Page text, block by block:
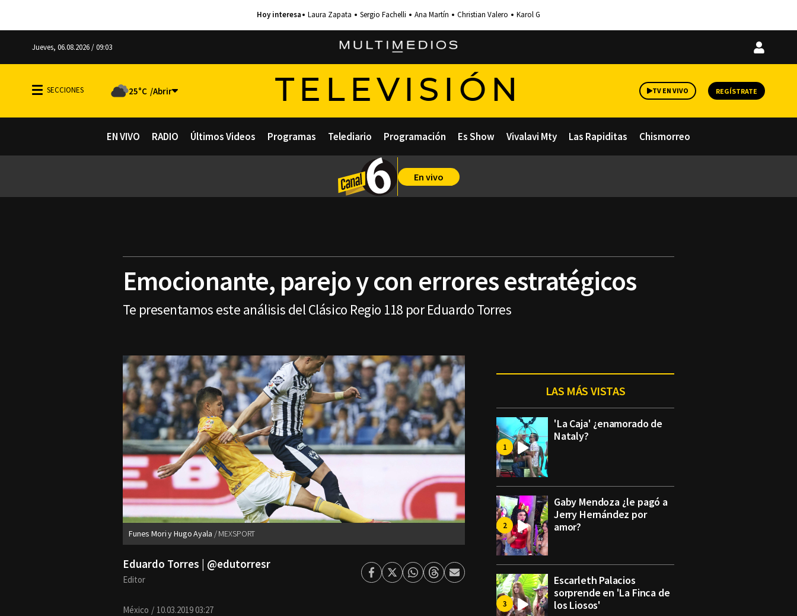
Laura Zapata Sergio Fachelli Ana Martín Christian Valero Karol G
Jueves, 06.08.2026 / 09:03
Iniciar
25°C TELEVISIÓN TV EN VIVO REGÍSTRATE
EN VIVO RADIO Últimos Videos Programas Telediario Programación Es Show Vivalavi Mty Las Rapiditas Chismorreo
En vivo
Emocionante, parejo y con errores estratégicos
Te presentamos este análisis del Clásico Regio 118 por Eduardo Torres
Funes Mori y Hugo Ayala MEXSPORT
Eduardo Torres | @edutorresr
Editor Facebook
TwitterWhatsapp
ThreadsEnviar
México 10.03.2019 03:27
LAS MÁS VISTAS
'La Caja' ¿enamorado de
Nataly?
Gaby Mendoza ¿le pagó a
Jerry Hernández por
amor?
Escarleth Palacios
sorprende en 'La Finca de
los Liosos'